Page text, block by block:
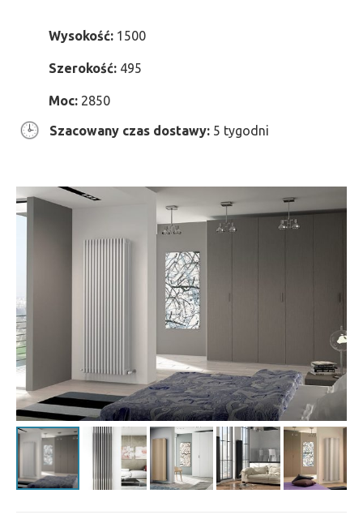
Wysokość: 1500
Szerokość: 495
Moc: 2850
Szacowany czas dostawy: 5 tygodni